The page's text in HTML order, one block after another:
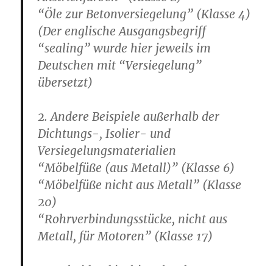
“Öle zur Betonversiegelung” (Klasse 4)
(Der englische Ausgangsbegriff
“sealing” wurde hier jeweils im
Deutschen mit “Versiegelung”
übersetzt)
2. Andere Beispiele außerhalb der
Dichtungs-, Isolier- und
Versiegelungsmaterialien
“Möbelfüße (aus Metall)” (Klasse 6)
“Möbelfüße nicht aus Metall” (Klasse
20)
“Rohrverbindungsstücke, nicht aus
Metall, für Motoren” (Klasse 17)